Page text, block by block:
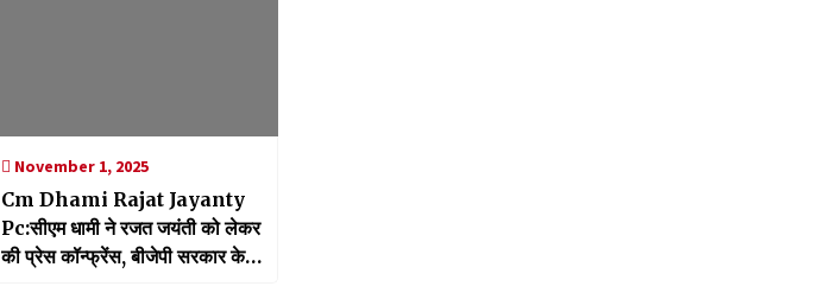
November 1, 2025
Cm Dhami Rajat Jayanty
Pc:सीएम धामी ने रजत जयंती को लेकर
की प्रेस कॉन्फ्रेंस, बीजेपी सरकार के